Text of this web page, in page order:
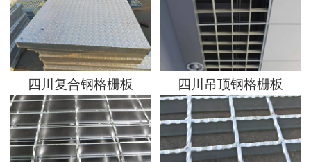
地区分站
四川复合钢格栅板 四川吊顶钢格栅板